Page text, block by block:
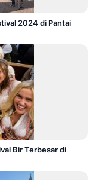
2024 di Pantai
Bir Terbesar di